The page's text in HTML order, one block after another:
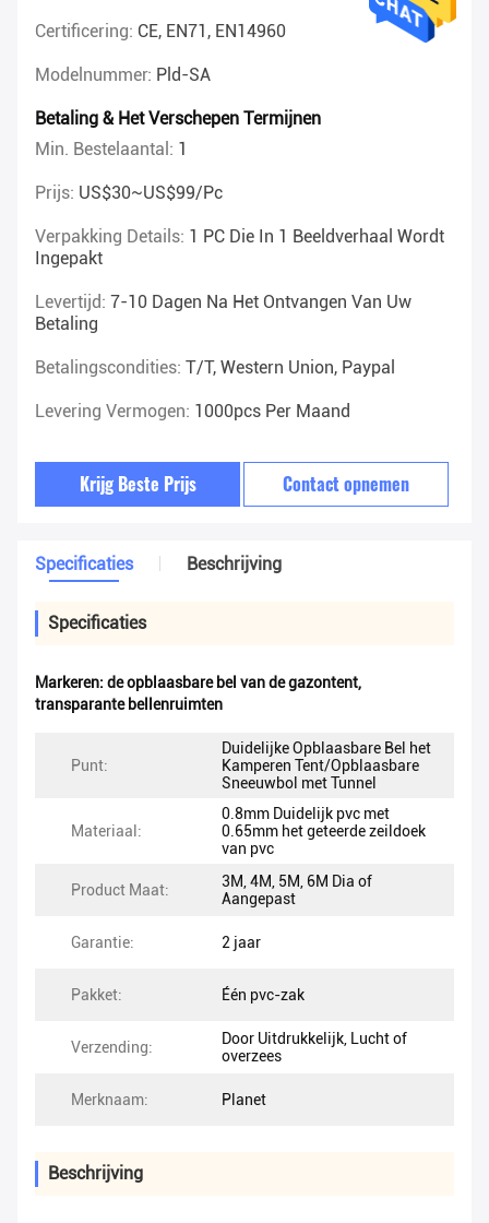
Certificering: CE, EN71, EN14960
Modelnummer: Pld-SA
Betaling & Het Verschepen Termijnen
Min. Bestelaantal: 1
Prijs: US$30~US$99/pc
Verpakking Details: 1 PC Die In 1 Beeldverhaal Wordt
Ingepakt
Levertijd: 7-10 Dagen Na Het Ontvangen Van Uw
Betaling
Betalingscondities: T/T, Western Union, Paypal
Levering Vermogen: 1000pcs Per Maand
Krijg Beste Prijs Contact opnemen
Specificaties Beschrijving
Specificaties
Markeren: de opblaasbare bel van de gazontent,
transparante bellenruimten
Punt:
Duidelijke Opblaasbare Bel het
Kamperen Tent/Opblaasbare
Sneeuwbol met Tunnel
Materiaal:
0.8mm Duidelijk pvc met
0.65mm het geteerde zeildoek
van pvc
Product Maat:
3M, 4M, 5M, 6M Dia of
Aangepast
Garantie: 2 jaar
Pakket: Één pvc-zak
Verzending:
Door Uitdrukkelijk, Lucht of
overzees
Merknaam: Planet
Beschrijving